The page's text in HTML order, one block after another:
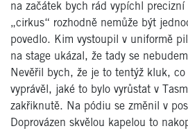
na začátek bych rád vypíchl
„cirkus“ rozhodně nemůže být
povedlo. Kim vystoupil v uniformě
na stage ukázal, že tady se
Nevěřil bych, že je to tentýž kluk,
vyprávěl, jaké to bylo vyrůstat v
zakřiknutě. Na pódiu se změnil v
Doprovázen skvělou kapelou to